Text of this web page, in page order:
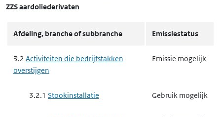
ZZS aardoliederivaten
Afdeling, branche of subbranche Emissiestatus
3.2 Activiteiten die bedrijfstakken
overstijgen
Emissie mogelijk
3.2.1 Stookinstallatie Gebruik mogelijk